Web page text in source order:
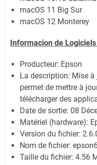
macOS 11 Big Sur
macOS 12 Monterey
Informacion de
Producteur: Epson
La description: Mise
permet de mettre à
télécharger des
Date de sortie: 08
Matériel (hardware):
Version du fichier:
Nom de fichier:
Taille du fichier: 4.56